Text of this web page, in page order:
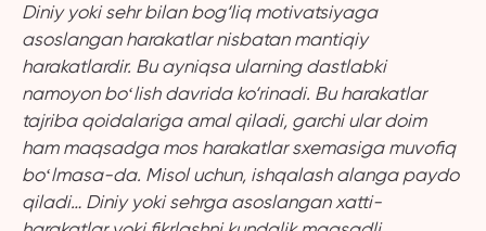
Diniy yoki sehr bilan bog‘liq motivatsiyaga
asoslangan harakatlar nisbatan mantiqiy
harakatlardir. Bu ayniqsa ularning dastlabki
namoyon boʻlish davrida ko‘rinadi. Bu harakatlar
tajriba qoidalariga amal qiladi, garchi ular doim
ham maqsadga mos harakatlar sxemasiga muvofiq
boʻlmasa-da. Misol uchun, ishqalash alanga paydo
qiladi… Diniy yoki sehrga asoslangan xatti-